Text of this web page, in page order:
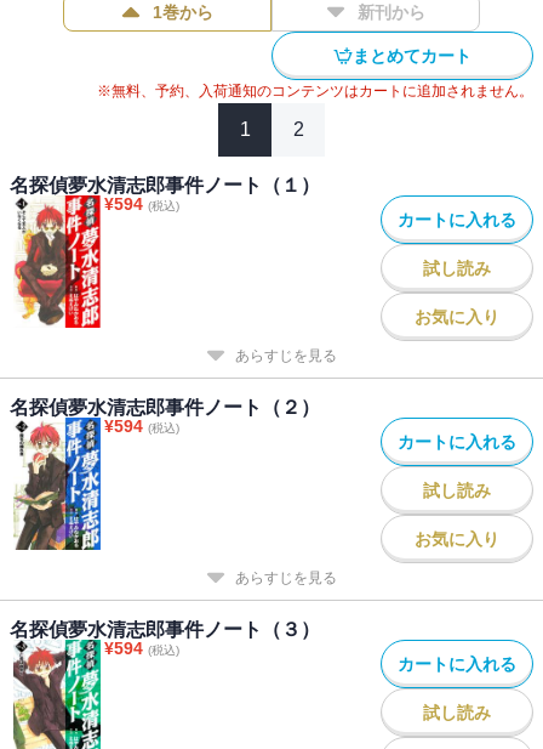
1巻から 新刊から
まとめてカート
※無料、予約、入荷通知のコンテンツはカートに追加されません。
1 2
名探偵夢水清志郎事件ノート（１）
¥594 (税込)
カートに入れる
試し読み
お気に入り
あらすじを見る
名探偵夢水清志郎事件ノート（２）
¥594 (税込)
カートに入れる
試し読み
お気に入り
あらすじを見る
名探偵夢水清志郎事件ノート（３）
¥594 (税込)
カートに入れる
試し読み